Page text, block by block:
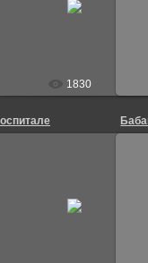
Большакова , Люмкис
1830
Польша.
Бабунин П.А. октябрь